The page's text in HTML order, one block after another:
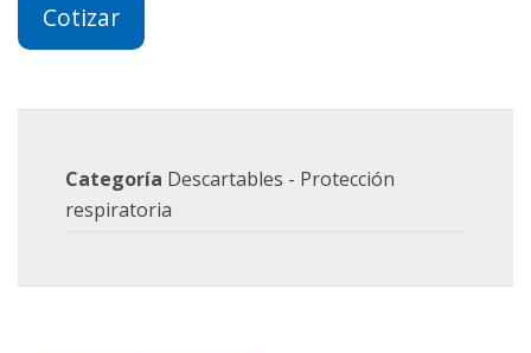
Cotizar
Categoría Descartables - Protección
respiratoria